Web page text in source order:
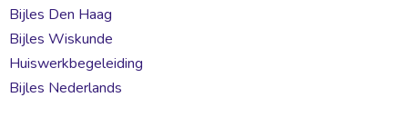
Bijles Den Haag
Bijles Wiskunde
Huiswerkbegeleiding
Bijles Nederlands